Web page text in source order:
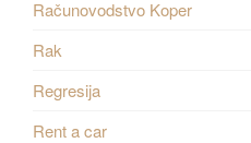
Računovodstvo Koper
Rak
Regresija
Rent a car